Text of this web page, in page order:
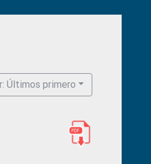
Últimos primero